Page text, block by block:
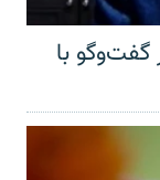
گفت‌وگو با